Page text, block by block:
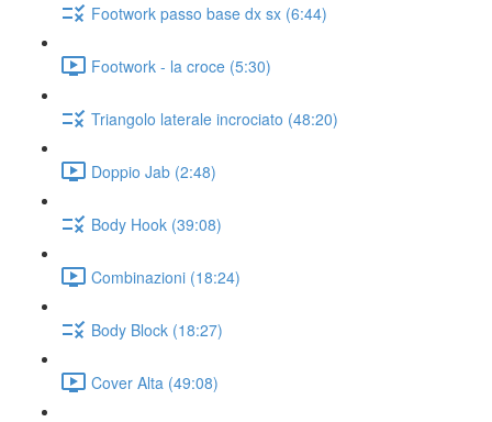
Footwork passo base dx sx (6:44)
Footwork - la croce (5:30)
Triangolo laterale incrociato (48:20)
Doppio Jab (2:48)
Body Hook (39:08)
Combinazioni (18:24)
Body Block (18:27)
Cover Alta (49:08)